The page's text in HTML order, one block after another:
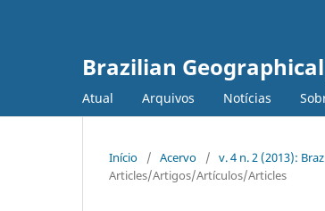
Brazilian
Atual Arquivos Notícias
Início / Acervo / v. 4 n. 2 (2013):
Articles/Artigos/Artículos/Articles